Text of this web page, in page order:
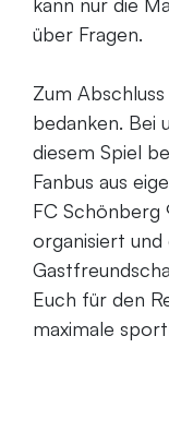
über Fragen.
Zum
bedanken. Bei
diesem Spiel
Fanbus aus
FC Schönberg
organisiert und
Euch für den
maximale